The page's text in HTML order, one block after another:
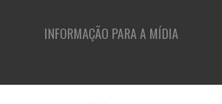
INFORMAÇÃO PARA A MÍDIA